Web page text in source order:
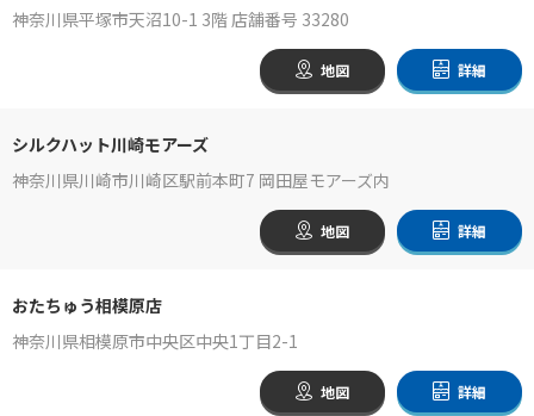
神奈川県平塚市天沼10-1 3階 店舗番号 33280
地図 詳細
シルクハット川崎モアーズ
神奈川県川崎市川崎区駅前本町7 岡田屋モアーズ内
地図 詳細
おたちゅう相模原店
神奈川県相模原市中央区中央1丁目2-1
地図 詳細